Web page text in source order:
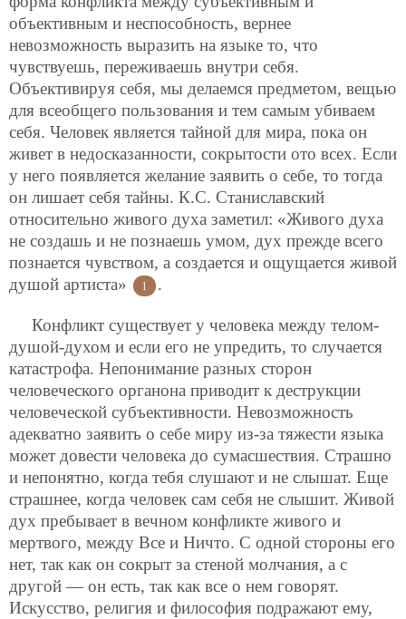
объективным и неспособность, вернее
невозможность выразить на языке то, что
чувствуешь, переживаешь внутри себя.
Объективируя себя, мы делаемся предметом, вещью
для всеобщего пользования и тем самым убиваем
себя. Человек является тайной для мира, пока он
живет в недосказанности, сокрытости ото всех. Если
у него появляется желание заявить о себе, то тогда
он лишает себя тайны. К.С. Станиславский
относительно живого духа заметил: «Живого духа
не создашь и не познаешь умом, дух прежде всего
познается чувством, а создается и ощущается живой
душой артиста»
1 .
Конфликт существует у человека между телом-
душой-духом и если его не упредить, то случается
катастрофа. Непонимание разных сторон
человеческого органона приводит к деструкции
человеческой субъективности. Невозможность
адекватно заявить о себе миру из-за тяжести языка
может довести человека до сумасшествия. Страшно
и непонятно, когда тебя слушают и не слышат. Еще
страшнее, когда человек сам себя не слышит. Живой
дух пребывает в вечном конфликте живого и
мертвого, между Все и Ничто. С одной стороны его
нет, так как он сокрыт за стеной молчания, а с
другой — он есть, так как все о нем говорят.
Искусство, религия и философия подражают ему,